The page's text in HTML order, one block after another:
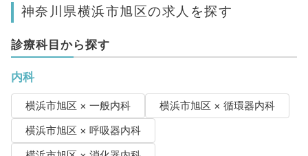
神奈川県横浜市旭区の求人を探す
診療科目から探す
内科
横浜市旭区 × 一般内科
横浜市旭区 × 循環器内科
横浜市旭区 × 呼吸器内科